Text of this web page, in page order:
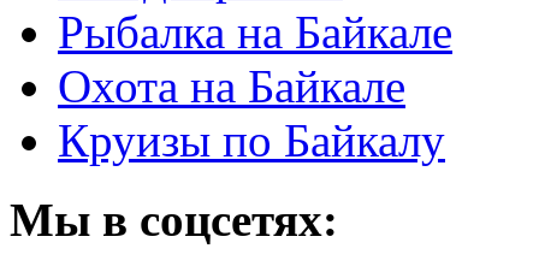
Рыбалка на Байкале
Охота на Байкале
Круизы по Байкалу
Мы в соцсетях: